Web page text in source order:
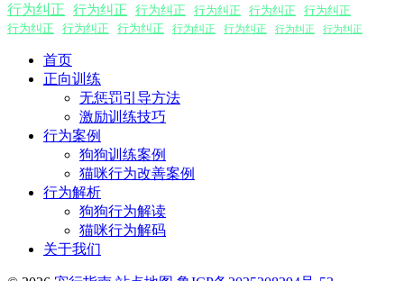
行为纠正 行为纠正 行为纠正 行为纠正 行为纠正
行为纠正
行为纠正
行为纠正 行为纠正 行为纠正 行为纠正 行为纠正 行为纠正
首页
正向训练
无惩罚引导方法
激励训练技巧
行为案例
狗狗训练案例
猫咪行为改善案例
行为解析
狗狗行为解读
猫咪行为解码
关于我们